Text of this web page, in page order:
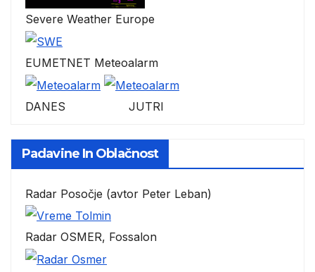
Severe Weather Europe
EUMETNET Meteoalarm
DANES JUTRI
Padavine In Oblačnost
Radar Posočje (avtor Peter Leban)
Radar OSMER, Fossalon